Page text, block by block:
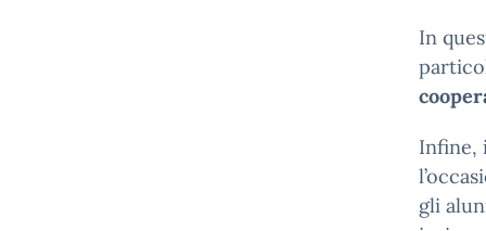
In
gli